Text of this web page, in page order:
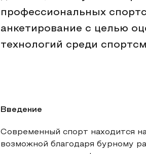
профессиональных
анкетирование с целью
технологий среди
Введение
Современный спорт находится
возможной благодаря бурному